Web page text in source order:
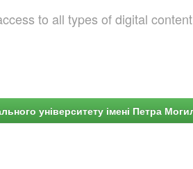
to all types of digital
університету імені Петра